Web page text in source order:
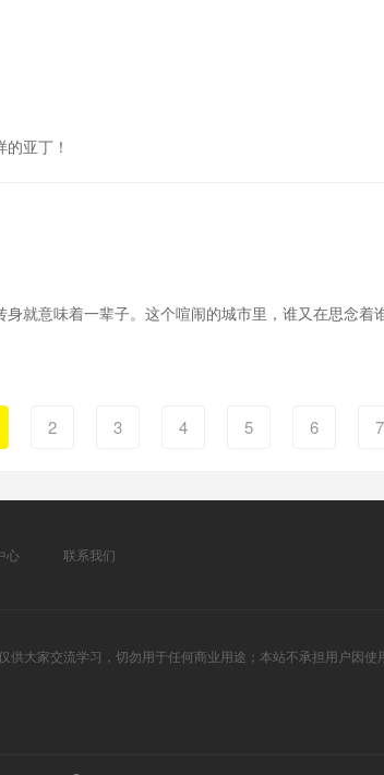
亚丁！
就意味着一辈子。这个喧闹的城市里，谁又在思念着谁
2 3 4 5 6 7
下一页
心 联系我们
大家交流学习，切勿用于任何商业用途；本站不承担用户因